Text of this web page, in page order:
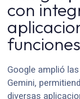
con
Google amplió
Gemini,
diversas